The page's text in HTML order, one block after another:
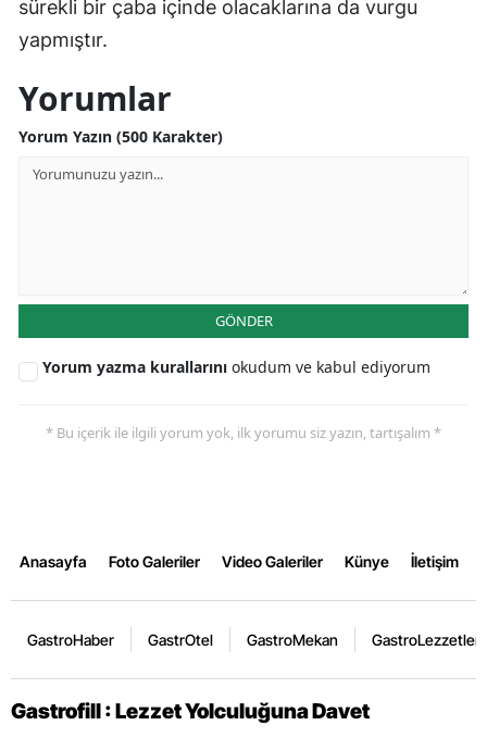
sürekli bir çaba içinde olacaklarına da vurgu
yapmıştır.
Yorumlar
Yorum Yazın (500 Karakter)
GÖNDER
Yorum yazma kurallarını okudum ve kabul ediyorum
* Bu içerik ile ilgili yorum yok, ilk yorumu siz yazın, tartışalım *
Anasayfa Foto Galeriler Video Galeriler Künye İletişim
GastroHaber GastrOtel GastroMekan GastroLezzetler
Gastrofill : Lezzet Yolculuğuna Davet